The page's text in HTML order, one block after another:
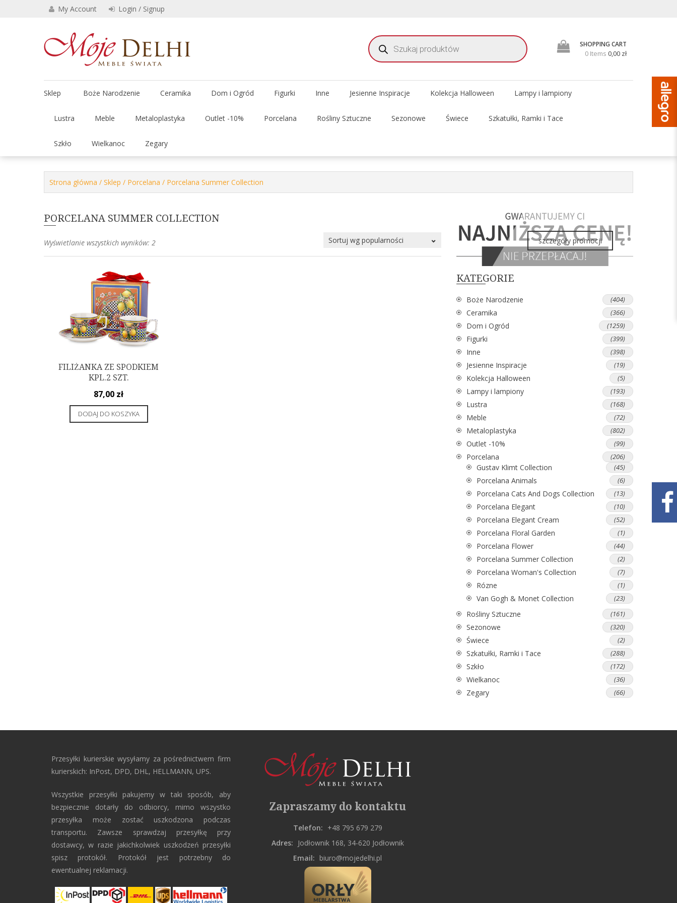
My Account Login / Signup
Wyszukiwarka
produktów SHOPPING CART
0 Items 0,00 zł
Sklep Boże Narodzenie Ceramika Dom i Ogród Figurki Inne Jesienne Inspiracje Kolekcja Halloween Lampy i lampiony
Lustra Meble Metaloplastyka Outlet -10% Porcelana Rośliny Sztuczne Sezonowe Świece Szkatułki, Ramki i Tace
Szkło Wielkanoc Zegary
Strona główna / Sklep / Porcelana / Porcelana Summer Collection
PORCELANA SUMMER COLLECTION
Wyświetlanie wszystkich wyników: 2Posortowane
FILIŻANKA ZE SPODKIEM
KPL.2 SZT.
87,00 zł
DODAJ DO KOSZYKA
szczegóły promocji
KATEGORIE
Boże Narodzenie (404)
Ceramika (366)
Dom i Ogród (1259)
Figurki (399)
Inne (398)
Jesienne Inspiracje (19)
Kolekcja Halloween (5)
Lampy i lampiony (193)
Lustra (168)
Meble (72)
Metaloplastyka (802)
Outlet -10% (99)
Porcelana (206)
Gustav Klimt Collection (45)
Porcelana Animals (6)
Porcelana Cats And Dogs Collection (13)
Porcelana Elegant (10)
Porcelana Elegant Cream (52)
Porcelana Floral Garden (1)
Porcelana Flower (44)
Porcelana Summer Collection (2)
Porcelana Woman's Collection (7)
Rózne (1)
Van Gogh & Monet Collection (23)
Rośliny Sztuczne (161)
Sezonowe (320)
Świece (2)
Szkatułki, Ramki i Tace (288)
Szkło (172)
Wielkanoc (36)
Zegary (66)
Przesyłki kurierskie wysyłamy za pośrednictwem firm
kurierskich: InPost, DPD, DHL, HELLMANN, UPS.
Wszystkie przesyłki pakujemy w taki sposób, aby
bezpiecznie dotarły do odbiorcy, mimo wszystko
przesyłka może zostać uszkodzona podczas
transportu. Zawsze sprawdzaj przesyłkę przy
dostawcy, w razie jakichkolwiek uszkodzeń przesyłki
spisz protokół. Protokół jest potrzebny do
ewentualnej reklamacji.
Zapraszamy do kontaktu
Telefon: +48 795 679 279
Adres:
Jodłownik 168, 34-620 Jodłownik
Email: biuro@mojedelhi.pl